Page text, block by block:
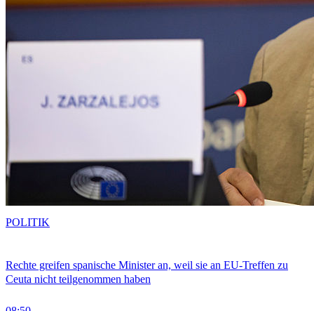
Rechte greifen spanische Minister an, weil sie an EU-Treffen zu
Ceuta nicht teilgenommen haben
POLITIK